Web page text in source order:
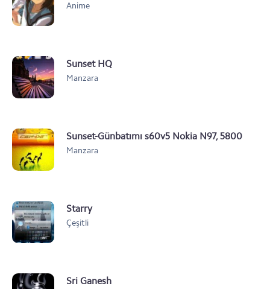
Anime
Sunset HQ
Manzara
Sunset-Günbatımı s60v5 Nokia N97, 5800
Teması
Manzara
Starry
Çeşitli
Sri Ganesh